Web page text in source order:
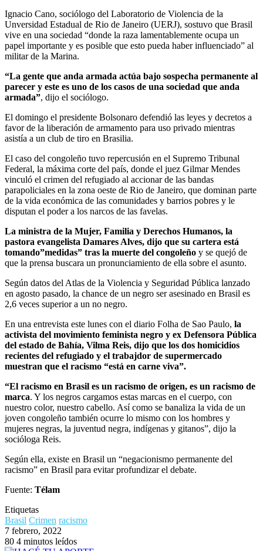
Ignacio Cano, sociólogo del Laboratorio de Violencia de la
Unversidad Estadual de Rio de Janeiro (UERJ), sostuvo que Brasil
vive en una sociedad “donde la raza lamentablemente ocupa un
papel importante y es posible que esto pueda haber influenciado” al
militar de la Marina.
“La gente que anda armada actúa bajo sospecha permanente al
parecer y este es uno de los casos de una sociedad que anda
armada”, dijo el sociólogo.
El domingo el presidente Bolsonaro defendió las leyes y decretos a
favor de la liberación de armamento para uso privado mientras
asistía a un club de tiro en Brasilia.
El caso del congoleño tuvo repercusión en el Supremo Tribunal
Federal, la máxima corte del país, donde el juez Gilmar Mendes
vinculó el crimen del refugiado al accionar de las bandas
parapoliciales en la zona oeste de Rio de Janeiro, que dominan parte
de la vida económica de las comunidades y barrios pobres y le
disputan el poder a los narcos de las favelas.
La ministra de la Mujer, Familia y Derechos Humanos, la
pastora evangelista Damares Alves, dijo que su cartera está
tomando”medidas” tras la muerte del congoleño y se quejó de
que la prensa buscara un pronunciamiento de ella sobre el asunto.
Según datos del Atlas de la Violencia y Seguridad Pública lanzado
en agosto pasado, la chance de un negro ser asesinado en Brasil es
2,6 veces superior a un no negro.
En una entrevista este lunes con el diario Folha de Sao Paulo, la
activista del movimiento feminista negro y ex Defensora Pública
del estado de Bahía, Vilma Reis, dijo que los dos homicidios
recientes del refugiado y el trabajdor de supermercado
muestran que el racismo “está en carne viva”.
“El racismo en Brasil es un racismo de origen, es un racismo de
marca. Y los negros cargamos estas marcas en el cuerpo, con
nuestro color, nuestro cabello. Así como se banaliza la vida de un
joven congoleño también ocurre lo mismo con los hombres y
mujeres negras, la juventud negra, indígenas y gitanos”, dijo la
socióloga Reis.
Según ella, existe en Brasil un “negacionismo permanente del
racismo” en Brasil para evitar profundizar el debate.
Fuente: Télam
Etiquetas
Brasil Crimen racismo
7 febrero, 2022
80 4 minutos leídos